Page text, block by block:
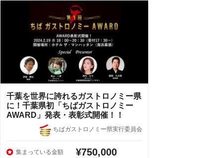
千葉を世界に誇れるガストロノミー県
に！千葉県初「ちばガストロノミー
AWARD」発表・表彰式開催！！
ちばガストロノミー県実行委員会
集まっている金額 ¥750,000